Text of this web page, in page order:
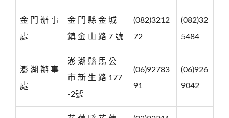
金 門 辦 事
處
金 門 縣 金 城
鎮 金 山 路 7 號
(082)3212
72
(082)32
5484
澎 湖 辦 事
處
澎 湖 縣 馬 公
市 新 生 路 177
-2號
(06)92783
91
(06)926
9042